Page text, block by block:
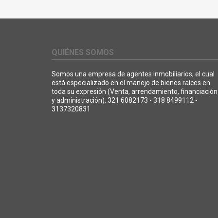
QUIÉNES SOMOS
Somos una empresa de agentes inmobiliarios, el cual
está especializado en el manejo de bienes raíces en
toda su expresión (Venta, arrendamiento, financiación
y administración). 321 6082173 - 318 8499112 -
3137320831